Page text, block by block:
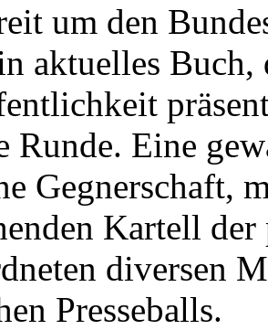
um den
aktuelles Buch,
Runde. Eine
Gegnerschaft,
Kartell
diversen
Presseballs.